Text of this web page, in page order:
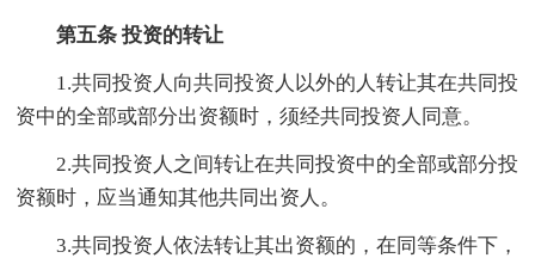
第五条 投资的转让
1.共同投资人向共同投资人以外的人转让其在共同投
资中的全部或部分出资额时，须经共同投资人同意。
2.共同投资人之间转让在共同投资中的全部或部分投
资额时，应当通知其他共同出资人。
3.共同投资人依法转让其出资额的，在同等条件下，